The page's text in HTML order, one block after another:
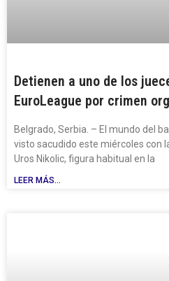
Detienen a uno de los
EuroLeague por crimen
Belgrado, Serbia. – El mundo del
visto sacudido este miércoles con
Uros Nikolic, figura habitual en la
LEER MÁS...